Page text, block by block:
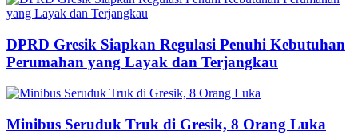
DPRD Gresik Siapkan Regulasi Penuhi Kebutuhan
Perumahan yang Layak dan Terjangkau
Minibus Seruduk Truk di Gresik, 8 Orang Luka